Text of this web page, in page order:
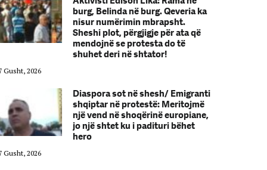
burg, Belinda në burg. Qeveria ka
nisur numërimin mbrapsht.
Sheshi plot, përgjigje për ata që
mendojnë se protesta do të
shuhet deri në shtator!
Gusht, 2026
Diaspora sot në shesh/ Emigranti
shqiptar në protestë: Meritojmë
një vend në shoqërinë europiane,
jo një shtet ku i padituri bëhet
hero
Gusht, 2026